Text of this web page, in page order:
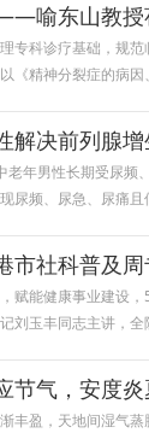
喻东山教授
专科诊疗基础，规
《精神分裂症的病
解决前列腺
年男性长期受尿
尿频、尿急、尿痛
市社科普及
赋能健康事业建设
刘玉丰同志主讲，
节气，安度炎
盈，天地间湿气